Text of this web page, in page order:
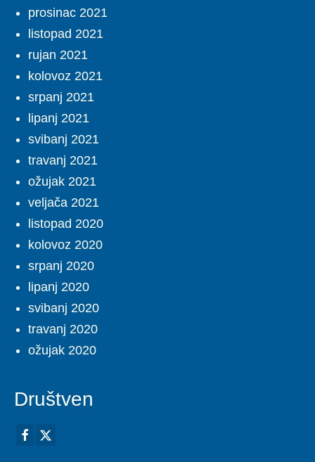
prosinac 2021
listopad 2021
rujan 2021
kolovoz 2021
srpanj 2021
lipanj 2021
svibanj 2021
travanj 2021
ožujak 2021
veljača 2021
listopad 2020
kolovoz 2020
srpanj 2020
lipanj 2020
svibanj 2020
travanj 2020
ožujak 2020
Društven